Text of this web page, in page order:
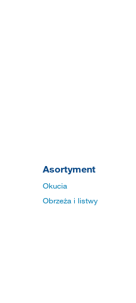
Asortyment
Okucia
Obrzeża i listwy